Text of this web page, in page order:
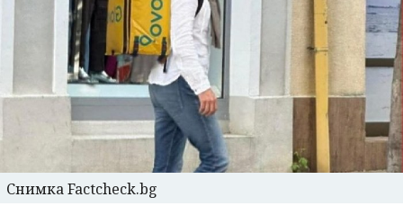
Снимка Factcheck.bg